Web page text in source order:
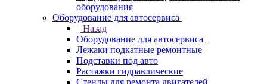
оборудования
Оборудование для автосервиса
Назад
Оборудование для автосервиса
Лежаки подкатные ремонтные
Подставки под авто
Растяжки гидравлические
Стенды для ремонта двигателей